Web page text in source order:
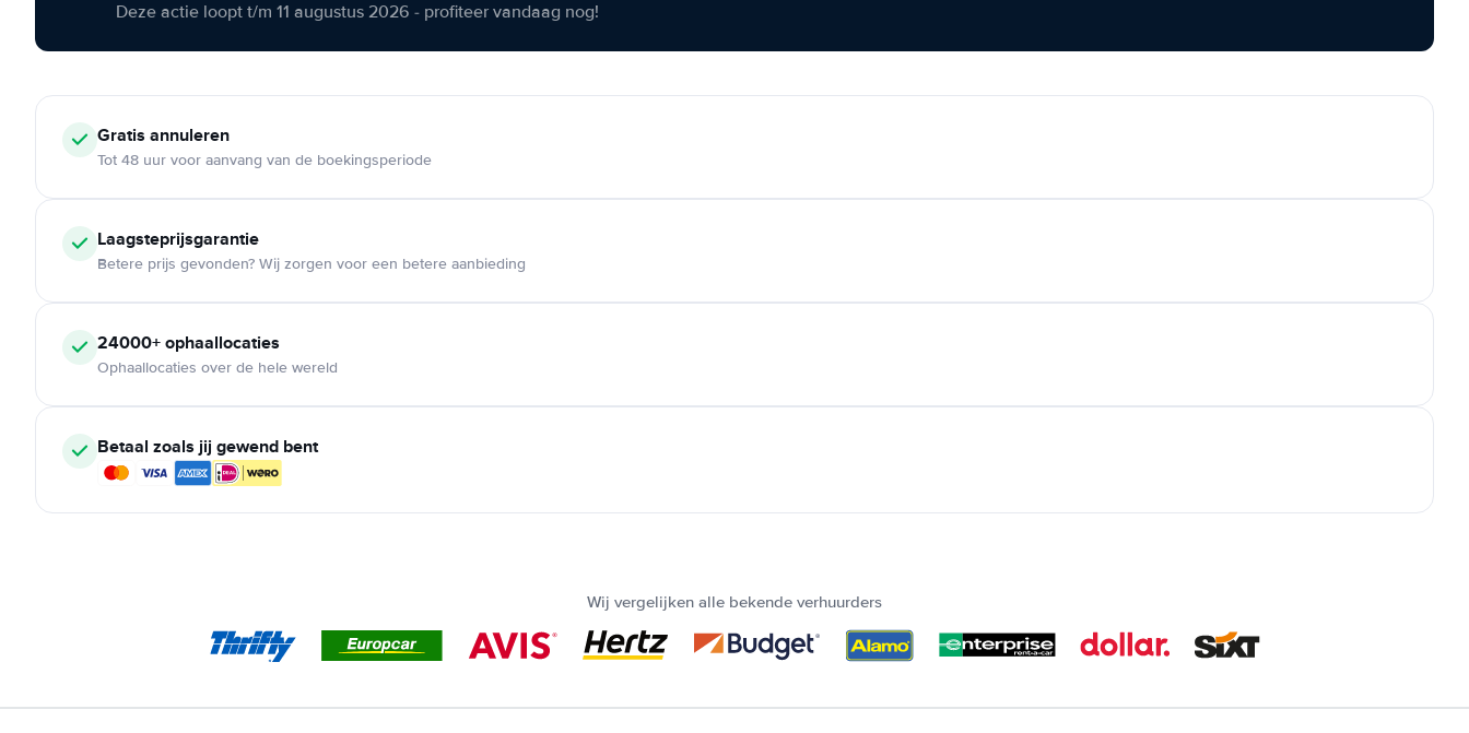
Deze actie loopt t/m 11 augustus 2026 - profiteer vandaag nog!
Gratis annuleren
Tot 48 uur voor aanvang van de boekingsperiode
Laagsteprijsgarantie
Betere prijs gevonden? Wij zorgen voor een betere aanbieding
24000+ ophaallocaties
Ophaallocaties over de hele wereld
Betaal zoals jij gewend bent
Wij vergelijken alle bekende verhuurders